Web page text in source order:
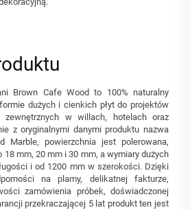
Brown Cafe Wood to 100% naturalny
dużych i cienkich płyt do projektów
zewnętrznych w willach, hotelach oraz
z oryginalnymi danymi produktu nazwa
Marble, powierzchnia jest polerowana,
18 mm, 20 mm i 30 mm, a wymiary dużych
i od 1200 mm w szerokości. Dzięki
na plamy, delikatnej fakturze,
zamówienia próbek, doświadczonej
przekraczającej 5 lat produkt ten jest